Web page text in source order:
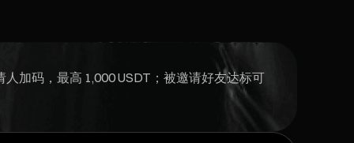
加码，最高 1,000 USDT；被邀请好友达标可